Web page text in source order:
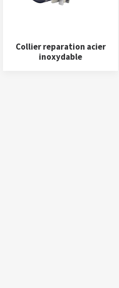
LIRE LA SUITE
Collier reparation acier
inoxydable